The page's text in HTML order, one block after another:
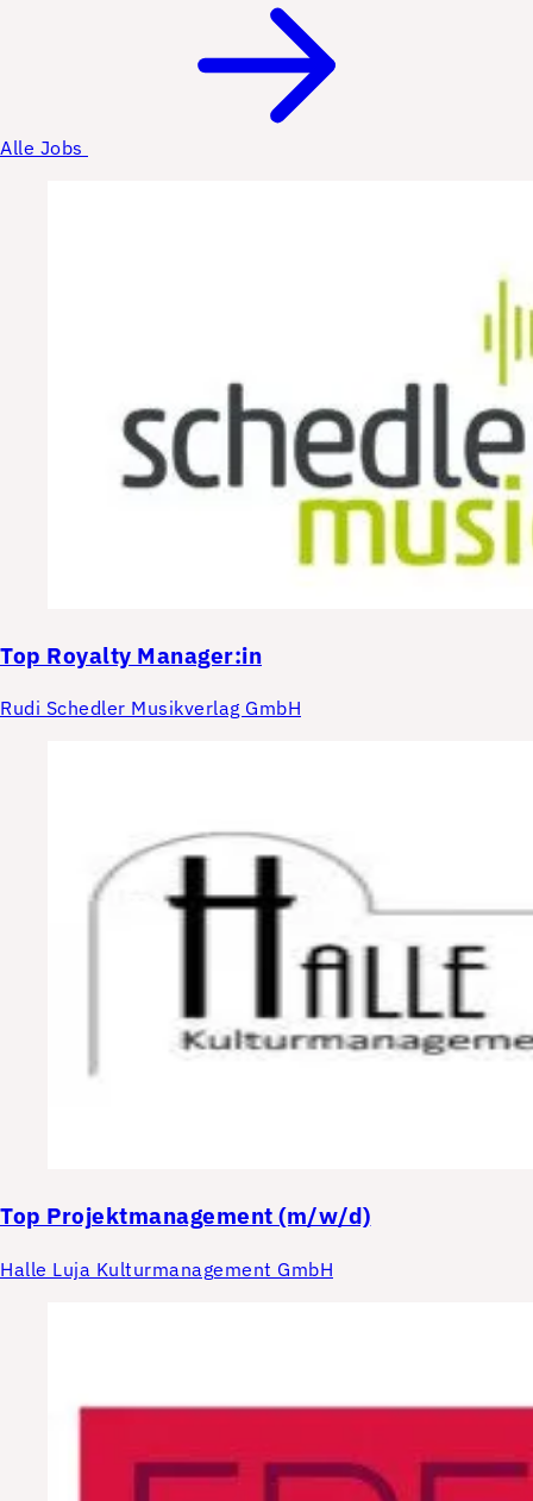
Alle Jobs
Top Royalty Manager:in
Rudi Schedler Musikverlag GmbH
Top Projektmanagement (m/w/d)
Halle Luja Kulturmanagement GmbH